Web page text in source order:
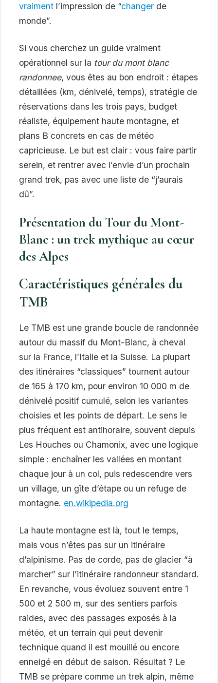
vraiment l’impression de “changer de
monde”.
Si vous cherchez un guide vraiment
opérationnel sur la tour du mont blanc
randonnee, vous êtes au bon endroit : étapes
détaillées (km, dénivelé, temps), stratégie de
réservations dans les trois pays, budget
réaliste, équipement haute montagne, et
plans B concrets en cas de météo
capricieuse. Le but est clair : vous faire partir
serein, et rentrer avec l’envie d’un prochain
grand trek, pas avec une liste de “j’aurais
dû”.
Présentation du Tour du Mont-
Blanc : un trek mythique au cœur
des Alpes
Caractéristiques générales du
TMB
Le TMB est une grande boucle de randonnée
autour du massif du Mont-Blanc, à cheval
sur la France, l’Italie et la Suisse. La plupart
des itinéraires “classiques” tournent autour
de 165 à 170 km, pour environ 10 000 m de
dénivelé positif cumulé, selon les variantes
choisies et les points de départ. Le sens le
plus fréquent est antihoraire, souvent depuis
Les Houches ou Chamonix, avec une logique
simple : enchaîner les vallées en montant
chaque jour à un col, puis redescendre vers
un village, un gîte d’étape ou un refuge de
montagne. en.wikipedia.org
La haute montagne est là, tout le temps,
mais vous n’êtes pas sur un itinéraire
d’alpinisme. Pas de corde, pas de glacier “à
marcher” sur l’itinéraire randonneur standard.
En revanche, vous évoluez souvent entre 1
500 et 2 500 m, sur des sentiers parfois
raides, avec des passages exposés à la
météo, et un terrain qui peut devenir
technique quand il est mouillé ou encore
enneigé en début de saison. Résultat ? Le
TMB se prépare comme un trek alpin, même